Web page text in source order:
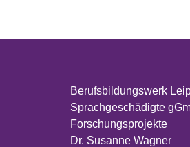
Berufsbildungswerk
Sprachgeschädigte
Forschungsprojekte
Dr. Susanne Wagner